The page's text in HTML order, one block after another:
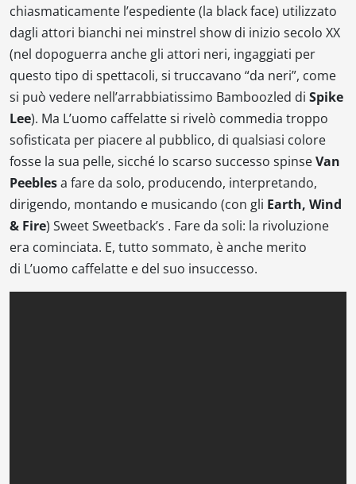
chiasmaticamente l’espediente (la black face) utilizzato
dagli attori bianchi nei minstrel show di inizio secolo XX
(nel dopoguerra anche gli attori neri, ingaggiati per
questo tipo di spettacoli, si truccavano “da neri”, come
si può vedere nell’arrabbiatissimo Bamboozled di Spike
Lee). Ma L’uomo caffelattesi rivelò commedia troppo
sofisticata per piacere al pubblico, di qualsiasi colore
fosse la sua pelle, sicché lo scarso successo spinseVan
Peeblesa fare da solo, producendo, interpretando,
dirigendo, montando e musicando (con gli Earth, Wind
& Fire) Sweet Sweetback’s . Fare da soli: la rivoluzione
era cominciata. E, tutto sommato, è anche merito
di L’uomo caffelatte e del suo insuccesso.